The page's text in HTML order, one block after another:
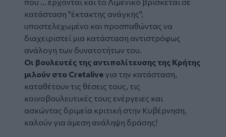
κατάσταση "έκτακτης ανάγκης",
υποστελεχωμένο και προσπαθώντας να
διαχειριστεί μια κατάσταση αντιστρόφως
ανάλογη των δυνατοτήτων του.
Οι βουλευτές της αντιπολίτευσης της Κρήτης
μιλούν στο Cretalive για την κατάσταση,
καταθέτουν τις θέσεις τους, τις
κοινοβουλευτικές τους ενέργειες και
ασκώντας δριμεία κριτική στην Κυβέρνηση,
καλούν για άμεση ανάληψη δράσης!